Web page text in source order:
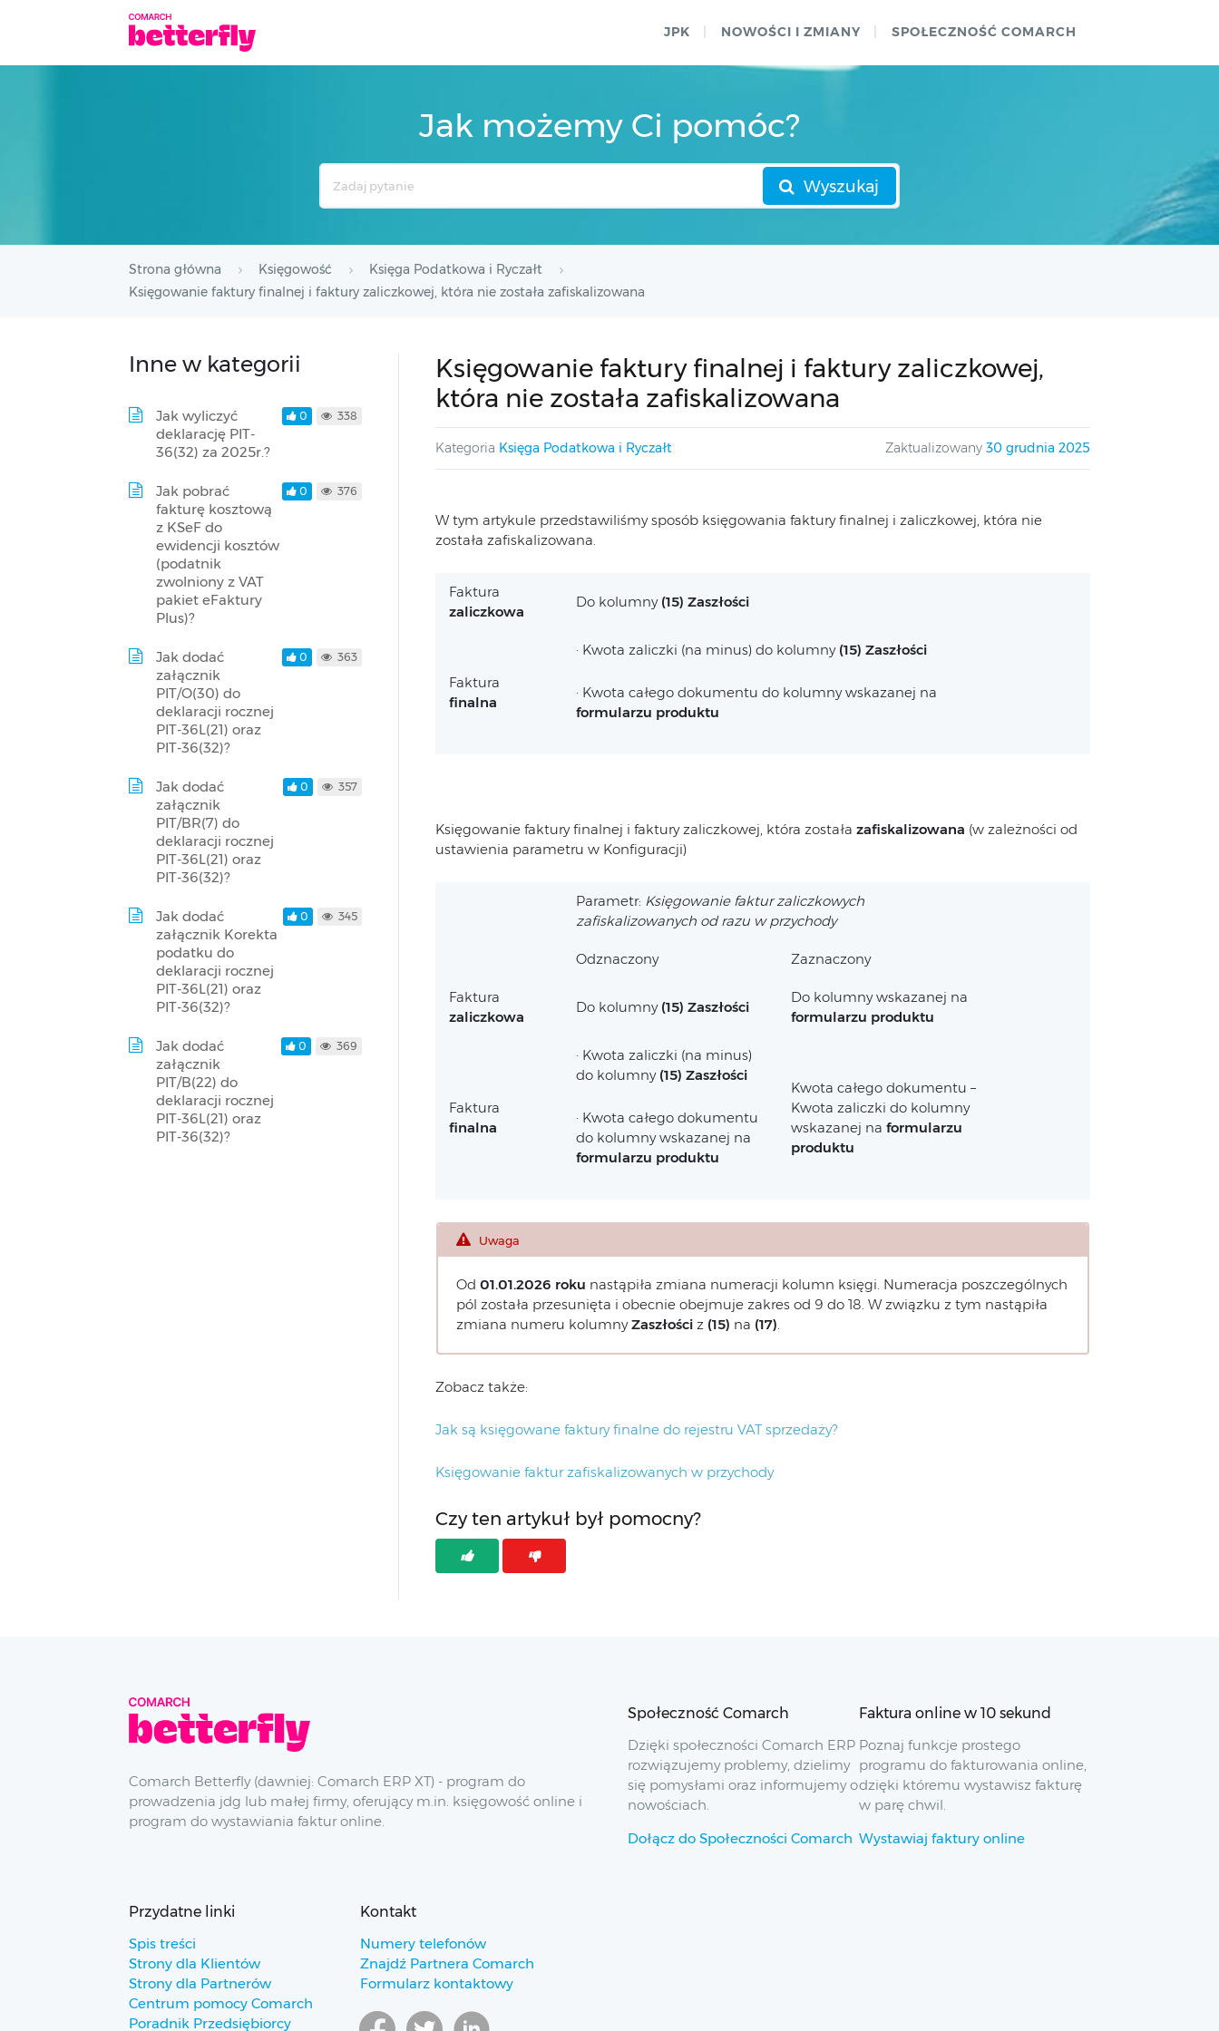
JPK NOWOŚCI I ZMIANY SPOŁECZNOŚĆ COMARCH
Jak możemy Ci pomóc?
Wyszukaj
Strona główna Księgowość
Księga Podatkowa i Ryczałt
Księgowanie faktury finalnej i faktury zaliczkowej, która nie została zafiskalizowana
Księgowanie faktury finalnej i faktury zaliczkowej,
która nie została zafiskalizowana
Kategoria Księga Podatkowa i Ryczałt Zaktualizowany 30 grudnia 2025
W tym artykule przedstawiliśmy sposób księgowania faktury finalnej i zaliczkowej, która nie
została zafiskalizowana.
Faktura
zaliczkowa
Do kolumny (15) Zaszłości
Faktura
finalna
· Kwota zaliczki (na minus) do kolumny (15) Zaszłości
· Kwota całego dokumentu do kolumny wskazanej na
formularzu produktu
Księgowanie faktury finalnej i faktury zaliczkowej, która została zafiskalizowana (w zależności od
ustawienia parametru w Konfiguracji)
Parametr: Księgowanie faktur zaliczkowych
zafiskalizowanych od razu w przychody
Odznaczony Zaznaczony
Faktura
zaliczkowa
Do kolumny (15) Zaszłości
Do kolumny wskazanej na
formularzu produktu
Faktura
finalna
· Kwota zaliczki (na minus)
do kolumny (15) Zaszłości
· Kwota całego dokumentu
do kolumny wskazanej na
formularzu produktu
Kwota całego dokumentu –
Kwota zaliczki do kolumny
wskazanej na formularzu
produktu
Uwaga
Od 01.01.2026 roku nastąpiła zmiana numeracji kolumn księgi. Numeracja poszczególnych
pól została przesunięta i obecnie obejmuje zakres od 9 do 18. W związku z tym nastąpiła
zmiana numeru kolumnyZaszłości z(15) na (17).
Zobacz także:
Jak są księgowane faktury finalne do rejestru VAT sprzedaży?
Księgowanie faktur zafiskalizowanych w przychody
Czy ten artykuł był pomocny?
Inne w kategorii
Jak wyliczyć
deklarację PIT-
36(32) za 2025r.?
0 338
Jak pobrać
fakturę kosztową
z KSeF do
ewidencji kosztów
(podatnik
zwolniony z VAT
pakiet eFaktury
Plus)?
0 376
Jak dodać
załącznik
PIT/O(30) do
deklaracji rocznej
PIT-36L(21) oraz
PIT-36(32)?
0 363
Jak dodać
załącznik
PIT/BR(7) do
deklaracji rocznej
PIT-36L(21) oraz
PIT-36(32)?
0 357
Jak dodać
załącznik Korekta
podatku do
deklaracji rocznej
PIT-36L(21) oraz
PIT-36(32)?
0 345
Jak dodać
załącznik
PIT/B(22) do
deklaracji rocznej
PIT-36L(21) oraz
PIT-36(32)?
0 369
Comarch Betterfly (dawniej: Comarch ERP XT) - program do
prowadzenia jdg lub małej firmy, oferujący m.in. księgowość online i
program do wystawiania faktur online.
Społeczność Comarch
Dzięki społeczności Comarch ERP
rozwiązujemy problemy, dzielimy
się pomysłami oraz informujemy o
nowościach.
Dołącz do Społeczności Comarch
Faktura online w 10 sekund
Poznaj funkcje prostego
programu do fakturowania online,
dzięki któremu wystawisz fakturę
w parę chwil.
Wystawiaj faktury online
Przydatne linki
Spis treści
Strony dla Klientów
Strony dla Partnerów
Centrum pomocy Comarch
Poradnik Przedsiębiorcy
Kontakt
Numery telefonów
Znajdź Partnera Comarch
Formularz kontaktowy